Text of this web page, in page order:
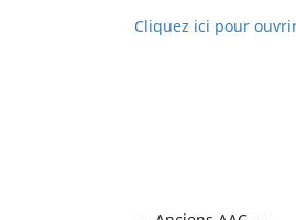
Cliquez ici pour